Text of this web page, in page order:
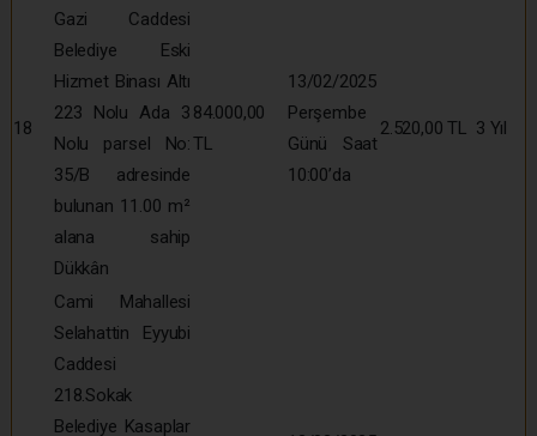
18
Gazi Caddesi
Belediye Eski
Hizmet Binası Altı
223 Nolu Ada 3
Nolu parsel No:
35/B adresinde
bulunan 11.00 m²
alana sahip
Dükkân
84.000,00
TL
13/02/2025
Perşembe
Günü Saat
10:00’da
2.520,00 TL 3 Yıl
Cami Mahallesi
Selahattin Eyyubi
Caddesi
218.Sokak
Belediye Kasaplar